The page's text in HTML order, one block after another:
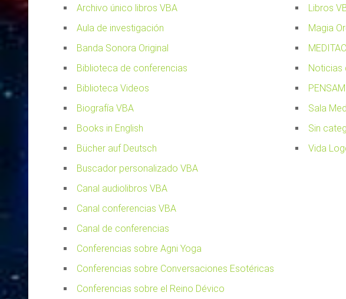
Archivo único libros VBA
Aula de investigación
Banda Sonora Original
Biblioteca de conferencias
Biblioteca Videos
Biografía VBA
Books in English
Bücher auf Deutsch
Buscador personalizado VBA
Canal audiolibros VBA
Canal conferencias VBA
Canal de conferencias
Conferencias sobre Agni Yoga
Conferencias sobre Conversaciones Esotéricas
Conferencias sobre el Reino Dévico
Libros
Magia
Noticias
Sala
Sin
Vida